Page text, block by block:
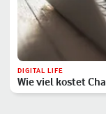
DIGITAL LIFE
Wie viel kostet